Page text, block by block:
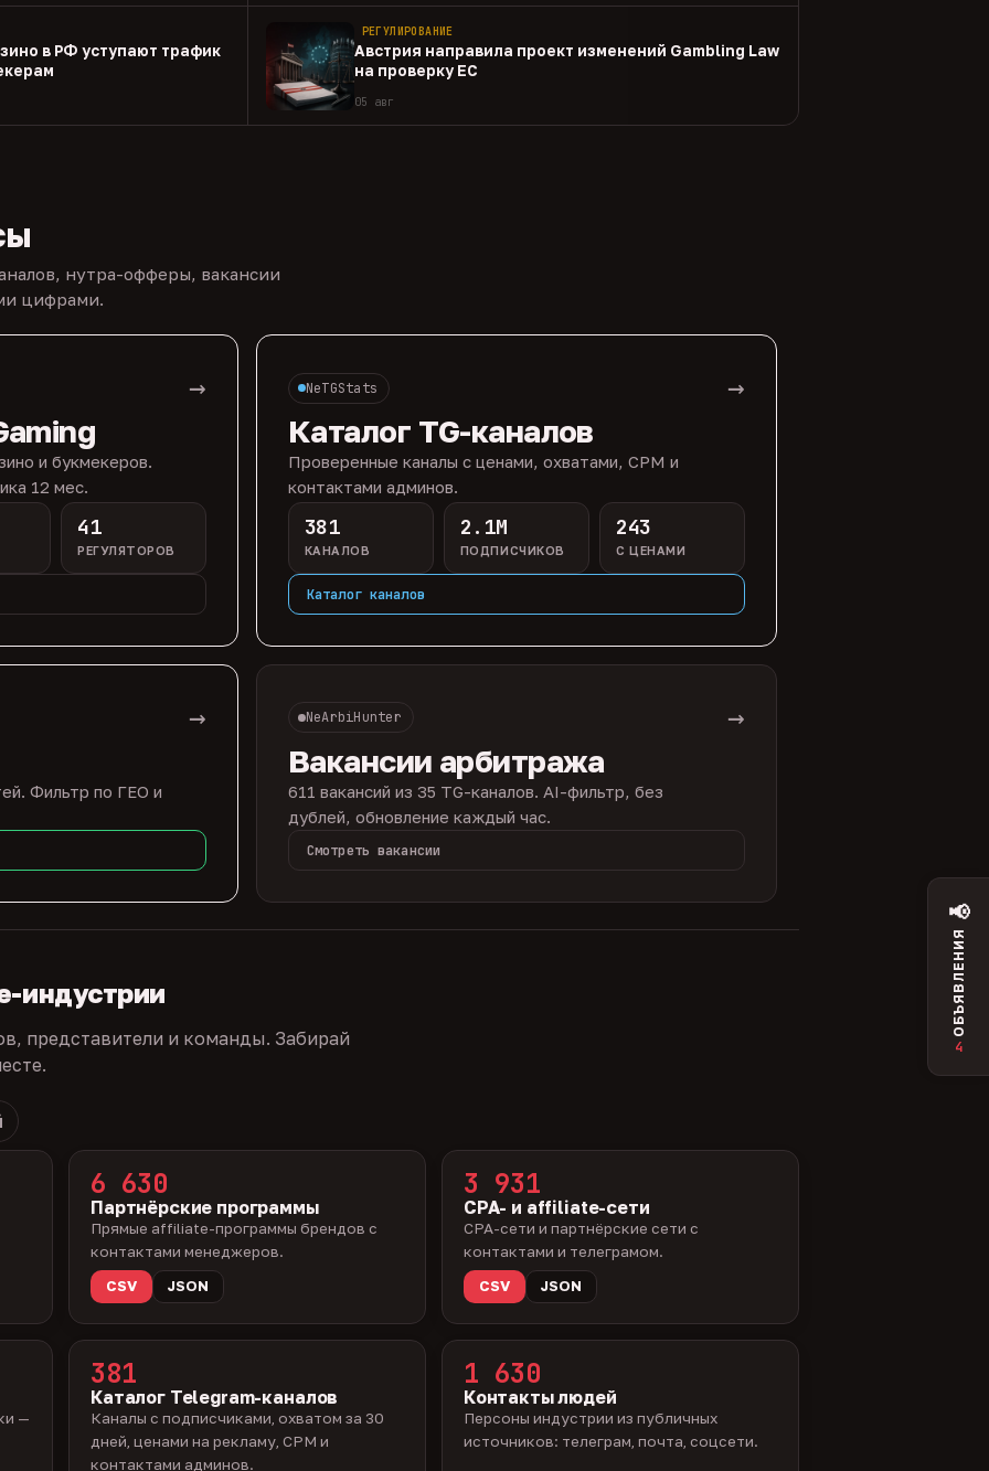
в РФ уступают трафик
РЕГУЛИРОВАНИЕ
Австрия направила проект изменений Gambling Law
на проверку EC
05 авг
нутра-офферы, вакансии
цифрами.
→
и букмекеров.
12 мес.
41
РЕГУЛЯТОРОВ
NeTGStats →
Каталог TG-каналов
Проверенные каналы с ценами, охватами, CPM и
контактами админов.
381
КАНАЛОВ
2.1M
ПОДПИСЧИКОВ
243
С ЦЕНАМИ
Каталог каналов
→
Фильтр по ГЕО и
NeArbiHunter →
Вакансии арбитража
611 вакансий из 35 TG-каналов. AI-фильтр, без
дублей, обновление каждый час.
Смотреть вакансии
индустрии
представители и команды. Забирай
6 630
Партнёрские программы
Прямые affiliate-программы брендов с
контактами менеджеров.
CSV
JSON
3 931
CPA- и affiliate-сети
CPA-сети и партнёрские сети с
контактами и телеграмом.
CSV
JSON
—
381
Каталог Telegram-каналов
Каналы с подписчиками, охватом за 30
дней, ценами на рекламу, CPM и
контактами админов.
1 630
Контакты людей
Персоны индустрии из публичных
источников: телеграм, почта, соцсети.
📢
ОБЪЯВЛЕНИЯ
4